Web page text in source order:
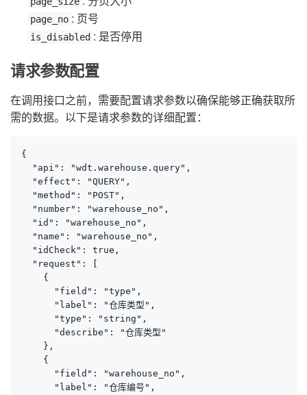
page_no : 页号
is_disabled : 是否停用
请求参数配置
在调用接口之前，需要配置请求参数以确保能够正确获取所
需的数据。以下是请求参数的详细配置：
{
  "api": "wdt.warehouse.query",
  "effect": "QUERY",
  "method": "POST",
  "number": "warehouse_no",
  "id": "warehouse_no",
  "name": "warehouse_no",
  "idCheck": true,
  "request": [
    {
      "field": "type",
      "label": "仓库类型",
      "type": "string",
      "describe": "仓库类型"
    },
    {
      "field": "warehouse_no",
      "label": "仓库编号",